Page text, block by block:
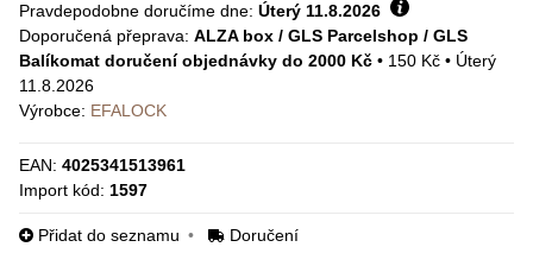
Pravdepodobne doručíme dne: Úterý 11.8.2026
ALZA box / GLS Parcelshop / GLS
Balíkomat doručení objednávky do 2000 Kč • 150 Kč • Úterý
11.8.2026
Výrobce: EFALOCK
EAN: 4025341513961
Import kód: 1597
Přidat do seznamu Doručení